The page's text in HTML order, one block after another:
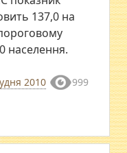
137,0 на
населення.
2010 999